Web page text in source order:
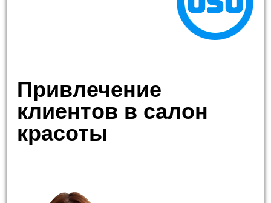
Привлечение
клиентов в салон
красоты